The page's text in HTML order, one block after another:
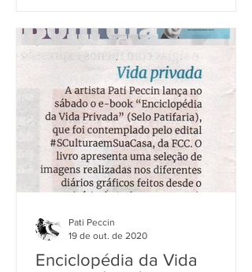
Enciclopédia da Vida
Pati Peccin
19 de out. de 2020